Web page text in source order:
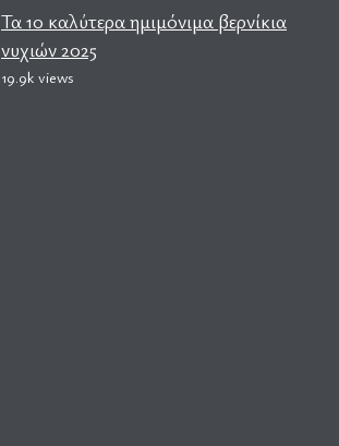
Τα 10 καλύτερα ημιμόνιμα βερνίκια
νυχιών 2025
19.9k views